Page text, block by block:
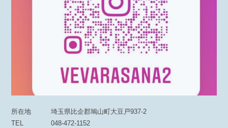
所在地
埼玉県比企郡鳩山町大豆戸937-2
TEL
048-472-1152